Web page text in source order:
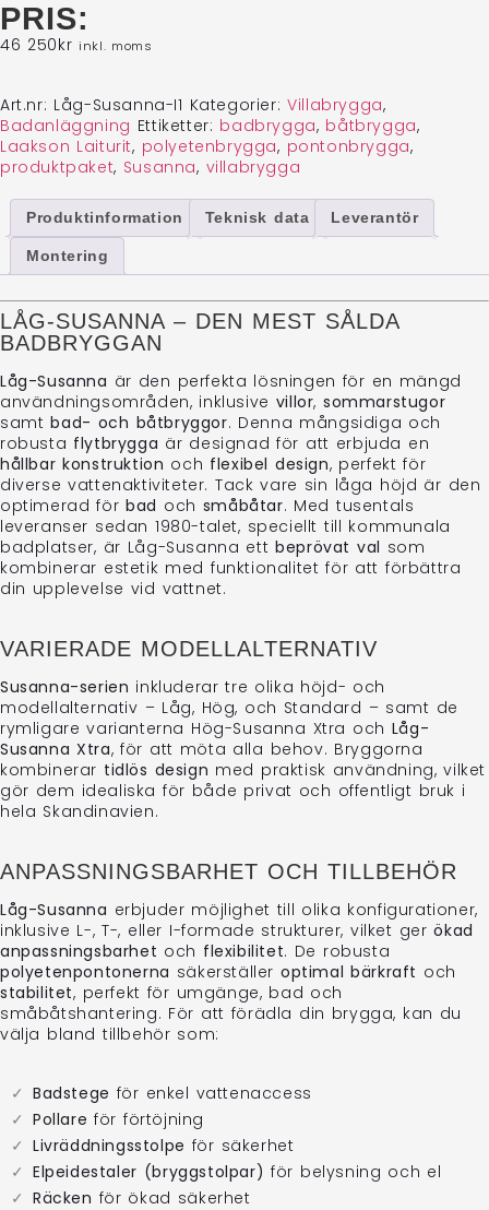
PRIS:
46 250kr inkl. moms
Art.nr: Låg-Susanna-I1 Kategorier: Villabrygga,
Badanläggning Ettiketter: badbrygga, båtbrygga,
Laakson Laiturit, polyetenbrygga, pontonbrygga,
produktpaket, Susanna, villabrygga
Produktinformation Teknisk data Leverantör
Montering
LÅG-SUSANNA – DEN MEST SÅLDA
BADBRYGGAN
Låg-Susanna är den perfekta lösningen för en mängd
användningsområden, inklusive villor,sommarstugor
samtbad- och båtbryggor. Denna mångsidiga och
robusta flytbrygga är designad för att erbjuda en
hållbar konstruktion och flexibel design, perfekt för
diverse vattenaktiviteter. Tack vare sin låga höjd är den
optimerad förbad och småbåtar. Med tusentals
leveranser sedan 1980-talet, speciellt till kommunala
badplatser, är Låg-Susanna ettbeprövat val som
kombinerar estetik med funktionalitet för att förbättra
din upplevelse vid vattnet.
VARIERADE MODELLALTERNATIV
Susanna-serien inkluderar tre olika höjd- och
modellalternativ – Låg, Hög, och Standard – samt de
rymligare varianterna Hög-Susanna Xtra och Låg-
Susanna Xtra, för att möta alla behov. Bryggorna
kombinerar tidlös design med praktisk användning, vilket
gör dem idealiska för både privat och offentligt bruk i
hela Skandinavien.
ANPASSNINGSBARHET OCH TILLBEHÖR
Låg-Susanna erbjuder möjlighet till olika konfigurationer,
inklusive L-, T-, eller I-formade strukturer, vilket gerökad
anpassningsbarhet och flexibilitet. De robusta
polyetenpontonerna säkerställeroptimal bärkraft och
stabilitet, perfekt för umgänge, bad och
småbåtshantering. För att förädla din brygga, kan du
välja bland tillbehör som:
Badstege för enkel vattenaccess
Pollare för förtöjning
Livräddningsstolpe för säkerhet
Elpeidestaler (bryggstolpar) för belysning och el
Räcken för ökad säkerhet